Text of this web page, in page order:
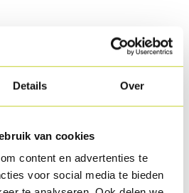
Details Over
van cookies
content en advertenties te
voor social media te bieden
bonen